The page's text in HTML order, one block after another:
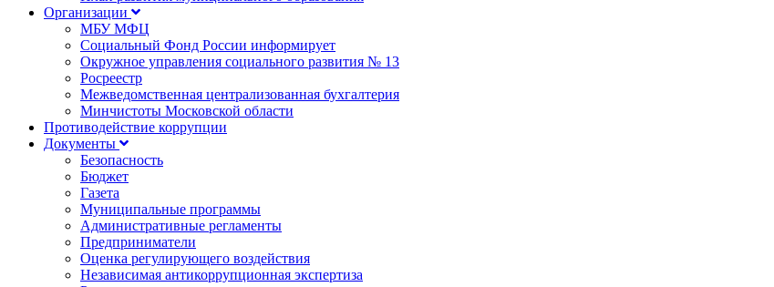
Организации
МБУ МФЦ
Социальный Фонд России информирует
Окружное управления социального развития № 13
Росреестр
Межведомственная централизованная бухгалтерия
Минчистоты Московской области
Противодействие коррупции
Документы
Безопасность
Бюджет
Газета
Муниципальные программы
Административные регламенты
Предприниматели
Оценка регулирующего воздействия
Независимая антикоррупционная экспертиза